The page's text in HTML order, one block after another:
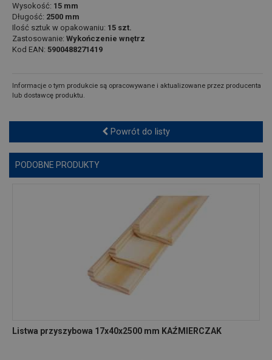
Wysokość: 15 mm
Długość: 2500 mm
Ilość sztuk w opakowaniu: 15 szt.
Zastosowanie: Wykończenie wnętrz
Kod EAN: 5900488271419
Informacje o tym produkcie są opracowywane i aktualizowane przez producenta
lub dostawcę produktu.
Powrót do listy
PODOBNE PRODUKTY
Listwa przyszybowa 17x40x2500 mm KAŹMIERCZAK